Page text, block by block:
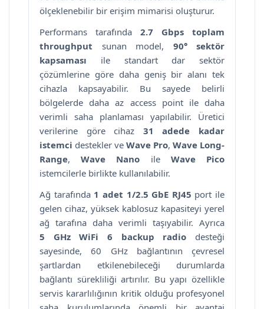
ölçeklenebilir bir erişim mimarisi oluşturur.
Performans tarafında 2.7 Gbps toplam
throughput sunan model, 90° sektör
kapsaması ile standart dar sektör
çözümlerine göre daha geniş bir alanı tek
cihazla kapsayabilir. Bu sayede belirli
bölgelerde daha az access point ile daha
verimli saha planlaması yapılabilir. Üretici
verilerine göre cihaz 31 adede kadar
istemci destekler ve Wave Pro, Wave Long-
Range,Wave Nano ile Wave Pico
istemcilerle birlikte kullanılabilir.
Ağ tarafında 1 adet 1/2.5 GbE RJ45 port ile
gelen cihaz, yüksek kablosuz kapasiteyi yerel
ağ tarafına daha verimli taşıyabilir. Ayrıca
5 GHz WiFi 6 backup radio desteği
sayesinde, 60 GHz bağlantının çevresel
şartlardan etkilenebileceği durumlarda
bağlantı sürekliliği artırılır. Bu yapı özellikle
servis kararlılığının kritik olduğu profesyonel